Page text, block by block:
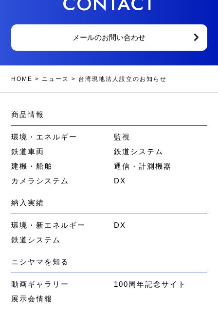
メールのお問い合わせ
HOME > ニュース > 台湾現地法人設立のお知らせ
商品情報
環境・エネルギー
監視
鉄道車両
鉄道システム
建機・船舶
通信・計測機器
カメラシステム
DX
納入実績
環境・新エネルギー
DX
鉄道システム
ニシヤマを知る
動画ギャラリー
100周年記念サイト
展示会情報